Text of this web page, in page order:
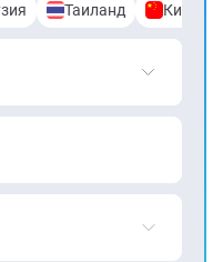
Таиланд Китай